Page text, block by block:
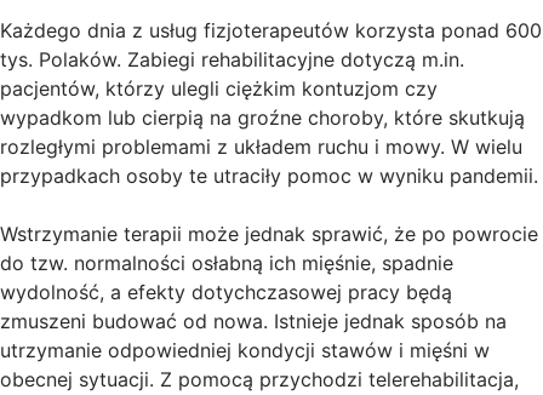
Każdego dnia z usług fizjoterapeutów korzysta ponad 600
tys. Polaków. Zabiegi rehabilitacyjne dotyczą m.in.
pacjentów, którzy ulegli ciężkim kontuzjom czy
wypadkom lub cierpią na groźne choroby, które skutkują
rozległymi problemami z układem ruchu i mowy. W wielu
przypadkach osoby te utraciły pomoc w wyniku pandemii.
Wstrzymanie terapii może jednak sprawić, że po powrocie
do tzw. normalności osłabną ich mięśnie, spadnie
wydolność, a efekty dotychczasowej pracy będą
zmuszeni budować od nowa. Istnieje jednak sposób na
utrzymanie odpowiedniej kondycji stawów i mięśni w
obecnej sytuacji. Z pomocą przychodzi telerehabilitacja,